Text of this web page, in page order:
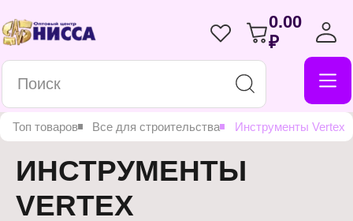
0.00
₽
Топ товаров Все для строительства Инструменты Vertex
ИНСТРУМЕНТЫ
VERTEX